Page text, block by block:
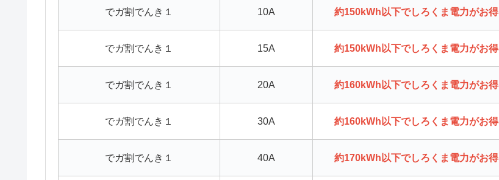
でガ割でんき１ 10A 約150kWh以下でしろくま電力がお得
でガ割でんき１ 15A 約150kWh以下でしろくま電力がお得
でガ割でんき１ 20A 約160kWh以下でしろくま電力がお得
でガ割でんき１ 30A 約160kWh以下でしろくま電力がお得
でガ割でんき１ 40A 約170kWh以下でしろくま電力がお得